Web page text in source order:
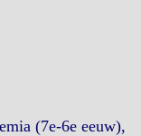
(7e-6e eeuw),